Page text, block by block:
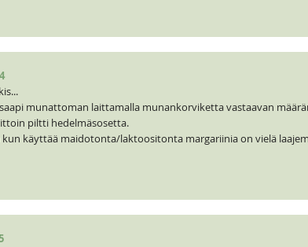
munattoman laittamalla munankorviketta vastaavan
piltti hedelmäsosetta.
kun käyttää maidotonta/laktoositonta margariinia on vielä